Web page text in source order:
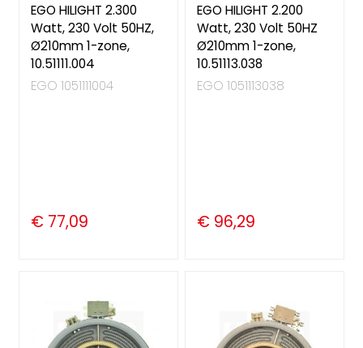
EGO HILIGHT 2.300
Watt, 230 Volt 50HZ,
Ø210mm 1-zone,
10.51111.004
EGO 1051111004
€ 77,09
EGO HILIGHT 2.200
Watt, 230 Volt 50HZ
Ø210mm 1-zone,
10.51113.038
EGO 1051113038
€ 96,29